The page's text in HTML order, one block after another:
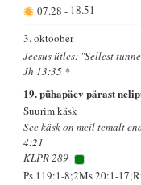
07.28 - 18.51
3. oktoober
Jeesus ütles: "Sellest
Jh 13:35 *
19. pühapäev pärast
Suurim käsk
See käsk on meil temalt
4:21
KLPR 289
Ps 119:1-8;2Ms 20:1-